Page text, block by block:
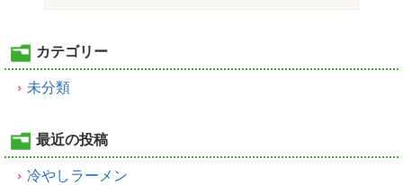
カテゴリー
未分類
最近の投稿
冷やしラーメン